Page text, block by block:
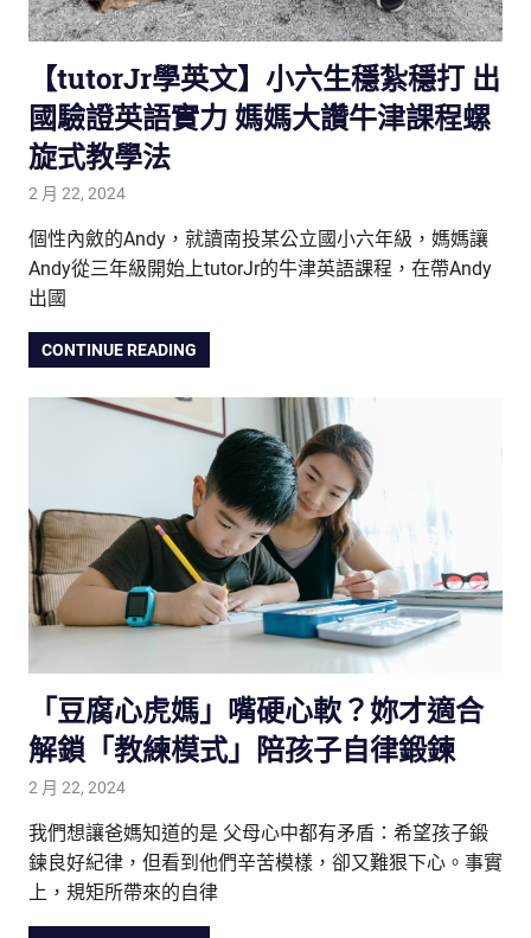
【tutorJr學英文】小六生穩紮穩打 出
國驗證英語實力 媽媽大讚牛津課程螺
旋式教學法
2 月 22, 2024
個性內斂的Andy，就讀南投某公立國小六年級，媽媽讓
Andy從三年級開始上tutorJr的牛津英語課程，在帶Andy
出國
CONTINUE READING
「豆腐心虎媽」嘴硬心軟？妳才適合
解鎖「教練模式」陪孩子自律鍛鍊
2 月 22, 2024
我們想讓爸媽知道的是 父母心中都有矛盾：希望孩子鍛
鍊良好紀律，但看到他們辛苦模樣，卻又難狠下心。事實
上，規矩所帶來的自律